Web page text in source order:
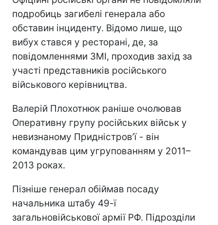
подробиць загибелі генерала або
обставин інциденту. Відомо лише, що
вибух стався у ресторані, де, за
повідомленнями ЗМІ, проходив захід за
участі представників російського
військового керівництва.
Валерій Плохотнюк раніше очолював
Оперативну групу російських військ у
невизнаному Придністров’ї - він
командував цим угрупованням у 2011–
2013 роках.
Пізніше генерал обіймав посаду
начальника штабу 49-ї
загальновійськової армії РФ. Підрозділи